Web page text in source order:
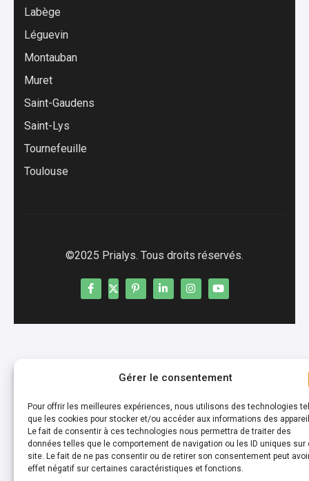
Gérer le consentement
Pour offrir les meilleures expériences, nous utilisons des technologies
que les cookies pour stocker et/ou accéder aux informations des
Le fait de consentir à ces technologies nous permettra de traiter des
données telles que le comportement de navigation ou les ID uniques sur
site. Le fait de ne pas consentir ou de retirer son consentement peut
effet négatif sur certaines caractéristiques et fonctions.
Labège
Léguevin
Montauban
Muret
Saint-Gaudens
Saint-Lys
Tournefeuille
Toulouse
©2025 Prialys. Tous droits réservés.